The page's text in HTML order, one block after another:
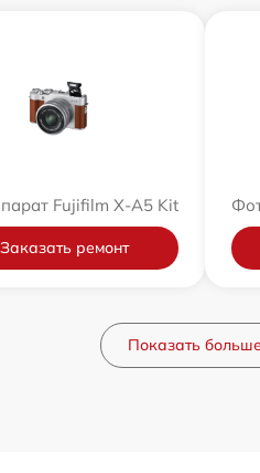
Fujifilm X-A5 Kit
Заказать ремонт
Показать больше